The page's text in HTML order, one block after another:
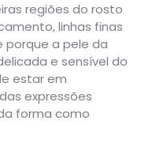
regiões do rosto
linhas finas
porque a pele da
e sensível do
estar em
expressões
forma como